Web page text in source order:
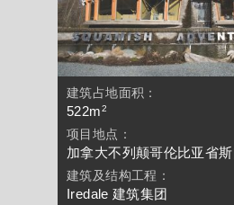
建筑占地面积：
522m2
项目地点：
加拿大不列颠哥伦比亚省
建筑及结构工程：
Iredale 建筑集团